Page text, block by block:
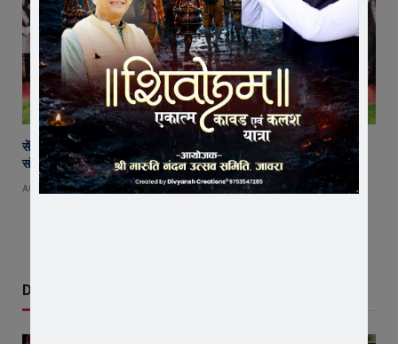
सेंट पॉल्स कॉन्वेंट स्कूल में छात्र परिषद का शपथ ग्रहण समारोह गरिमामय माहौल में
संपन्न
AUGUST 5, 2026
Don't Miss